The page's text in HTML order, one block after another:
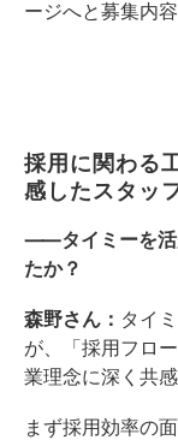
ージへと募集内
採用に関わる
感したスタッ
⸺タイミーを活
たか？
森野さん： タイ
が、「採用フロ
業理念に深く共
まず採用効率の